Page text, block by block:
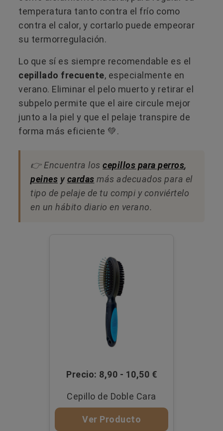
temperatura tanto contra el frío como
contra el calor, y cortarlo puede empeorar
su termorregulación.
Lo que sí es siempre recomendable es el
cepillado frecuente, especialmente en
verano. Eliminar el pelo muerto y retirar el
subpelo permite que el aire circule mejor
junto a la piel y que el pelaje transpire de
forma más eficiente 💚.
👉 Encuentra los cepillos para perros,
peines ycardas más adecuados para el
tipo de pelaje de tu compi y conviértelo
en un hábito diario en verano.
Precio: 8,90 - 10,50 €
Cepillo de Doble Cara
Ver Producto